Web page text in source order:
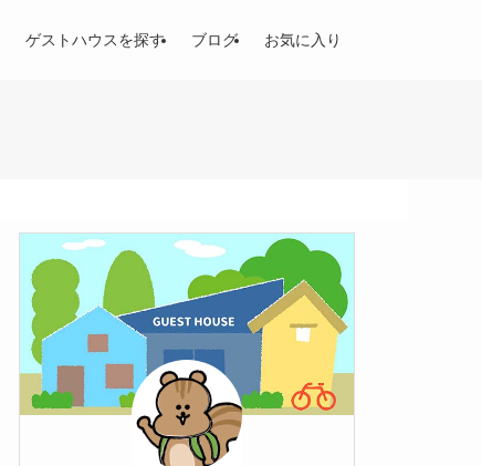
ゲストハウスを探す ブログ お気に入り